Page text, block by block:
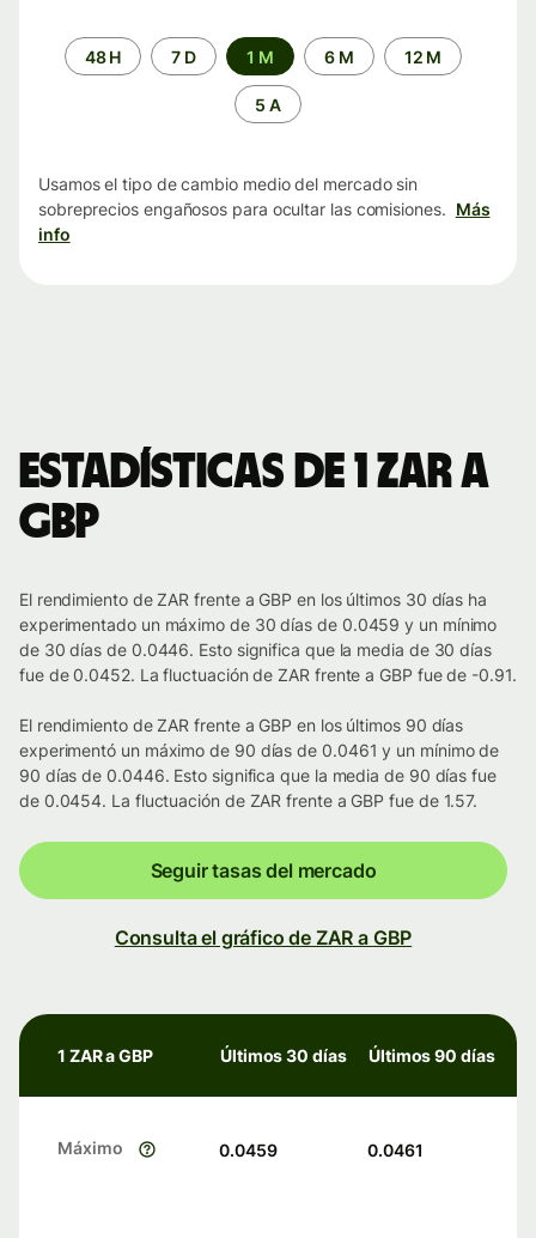
Periodo48 H 7 D 1 M 6 M 12 M
5 A
Usamos el tipo de cambio medio del mercado sin
sobreprecios engañosos para ocultar las comisiones. Más
info
Estadísticas de 1 ZAR a
GBP
El rendimiento de ZAR frente a GBP en los últimos 30 días ha
experimentado un máximo de 30 días de 0.0459 y un mínimo
de 30 días de 0.0446. Esto significa que la media de 30 días
fue de 0.0452. La fluctuación de ZAR frente a GBP fue de -0.91.
El rendimiento de ZAR frente a GBP en los últimos 90 días
experimentó un máximo de 90 días de 0.0461 y un mínimo de
90 días de 0.0446. Esto significa que la media de 90 días fue
de 0.0454. La fluctuación de ZAR frente a GBP fue de 1.57.
Seguir tasas del mercado
Consulta el gráfico de ZAR a GBP
1 ZAR a GBP Últimos 30 días Últimos 90 días
Máximo 0.0459 0.0461